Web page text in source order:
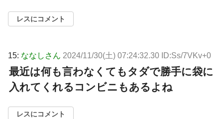
レスにコメント
15: ななしさん 2024/11/30(土) 07:24:32.30 ID:Ss/7VKv+0
最近は何も言わなくてもタダで勝手に袋に
入れてくれるコンビニもあるよね
レスにコメント